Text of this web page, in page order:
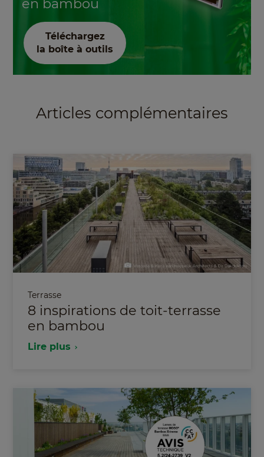
en bambou
Téléchargez
la boîte à outils
Articles complémentaires
Terrasse
8 inspirations de toit-terrasse
en bambou
Lire plus